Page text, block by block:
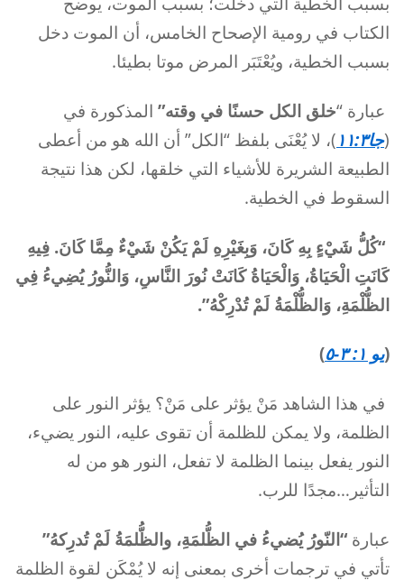
الكتاب في رومية الإصحاح الخامس، أن الموت دخل
بسبب الخطية، ويُعْتَبَر المرض موتا بطيئا.
عبارة “خلق الكل حسنًا في وقته” المذكورة في
(جا١١:٣
)، لا يُعْنَى بلفظ “الكل” أن الله هو من أعطى
الطبيعة الشريرة للأشياء التي خلقها، لكن هذا نتيجة
السقوط في الخطية.
“كُلُّ شَيْءٍ بِهِ كَانَ، وَبِغَيْرِهِ لَمْ يَكُنْ شَيْءٌ مِمَّا كَانَ. فِيهِ
كَانَتِ الْحَيَاةُ، وَالْحَيَاةُ كَانَتْ نُورَ النَّاسِ، وَالنُّورُ يُضِيءُ فِي
الظُّلْمَةِ، وَالظُّلْمَةُ لَمْ تُدْرِكْهُ”.
(يو ١: ٣-٥ )
في هذا الشاهد مَنْ يؤثر على مَنْ؟ يؤثر النور على
الظلمة، ولا يمكن للظلمة أن تقوى عليه، النور يضيء،
النور يفعل بينما الظلمة لا تفعل، النور هو من له
التأثير…مجدًا للرب.
عبارة “النّورُ يُضيءُ في الظُّلمَةِ، والظُّلمَةُ لَمْ تُدرِكهُ”
تأتي في ترجمات أخرى بمعنى إنه لا يُمْكَن لقوة الظلمة